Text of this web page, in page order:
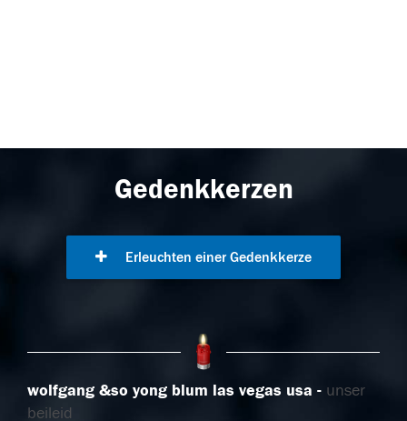
Gedenkkerzen
Erleuchten einer Gedenkkerze
wolfgang &so yong blum las vegas usa
unser
beileid